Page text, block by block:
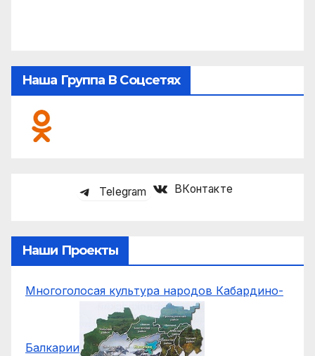
Наша Группа В Соцсетях
Telegram ВКонтакте
Наши Проекты
Многоголосая культура народов Кабардино-
Балкарии